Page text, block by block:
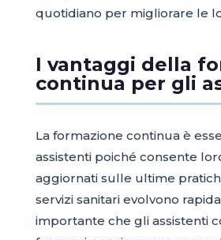
quotidiano per migliorare le
I vantaggi della
continua per gli
La formazione continua è
assistenti poiché consente
aggiornati sulle ultime
servizi sanitari evolvono
importante che gli assistenti